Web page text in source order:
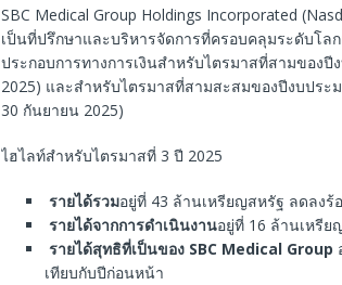
SBC Medical Group Holdings Incorporated
เป็นที่ปรึกษาและบริหารจัดการที่ครอบคลุมระดับโ
ประกอบการทางการเงินสำหรับไตรมาสที่สามของ
2025) และสำหรับไตรมาสที่สามสะสมของปีงบปร
30 กันยายน 2025)
ไฮไลท์สำหรับไตรมาสที่ 3 ปี 2025
รายได้รวมอยู่ที่ 43 ล้านเหรียญสหรัฐ ลดลงร้
รายได้จากการดำเนินงานอยู่ที่ 16 ล้านเหรีย
รายได้สุทธิที่เป็นของSBC Medical Group
เทียบกับปีก่อนหน้า